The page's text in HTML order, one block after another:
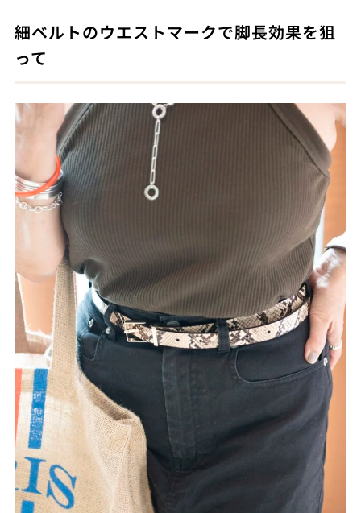
細ベルトのウエストマークで脚長効果を狙
って